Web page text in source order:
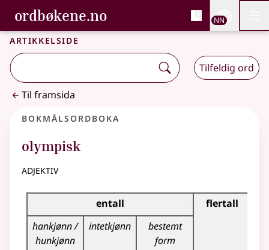
Gå til hovudinnhald
Tilgjenge
ordbøkene.no, Bokmålsordboka og
Bokmålsordboka og Nynorskordboka
NN
Artikkelside
Tilfeldig ord
Til framsida
Bokmålsordboka
olympisk
adjektiv
Bøyingstabell for dette adjektivet
entall
flertall
hankjønn /
hunkjønn
intetkjønn
bestemt
form